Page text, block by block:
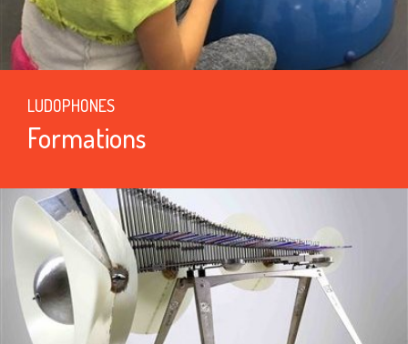
LUDOPHONES
Formations